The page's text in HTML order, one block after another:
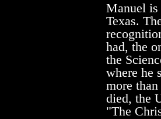
Manuel is
Texas.
had, the
the
where he
more
died, the
"The